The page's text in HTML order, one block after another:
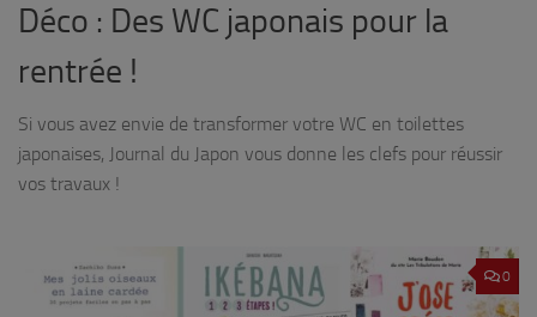
Déco : Des WC japonais pour la
rentrée !
Si vous avez envie de transformer votre WC en toilettes
japonaises, Journal du Japon vous donne les clefs pour réussir
vos travaux !
0